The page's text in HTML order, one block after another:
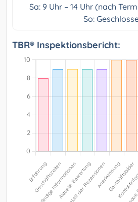
Sa: 9 Uhr – 14 Uhr (nach
So:
TBR® Inspektionsbericht: